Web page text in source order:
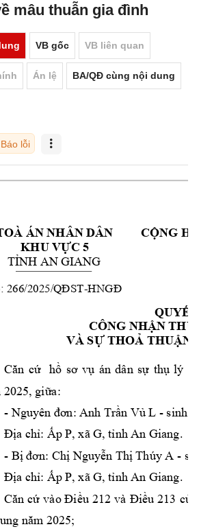
mâu thuẫn gia đình
VB gốc VB liên quan
Án lệ BA/QĐ cùng nội dung
Báo lỗi
ÁN NHÂN DÂN
KHU VỰC 5
TỈNH AN GIANG
266/2025/QĐST-HNGĐ
CỘNG
QUYẾT
CÔNG NHẬN
VÀ SỰ THOẢ THUẬN
Căn cứ hồ sơ vụ án dân sự thụ lý
2025, giữa:
- Nguyên đơn: Anh Trần Vủ L - sinh
Địa chỉ: Ấp P, xã G, tỉnh An Giang.
- Bị đơn: Chị Nguyễn Thị Thúy A -
Địa chỉ: Ấp P, xã G, tỉnh An Giang.
Căn cứ vào Điều 212 và Điều 213 của
năm 2025;